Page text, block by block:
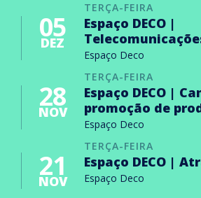
TERÇA-FEIRA
05
DEZ
Espaço DECO |
Espaço Deco
TERÇA-FEIRA
28
NOV
Espaço DECO |
promoção de
Espaço Deco
TERÇA-FEIRA
21
NOV
Espaço DECO |
Espaço Deco